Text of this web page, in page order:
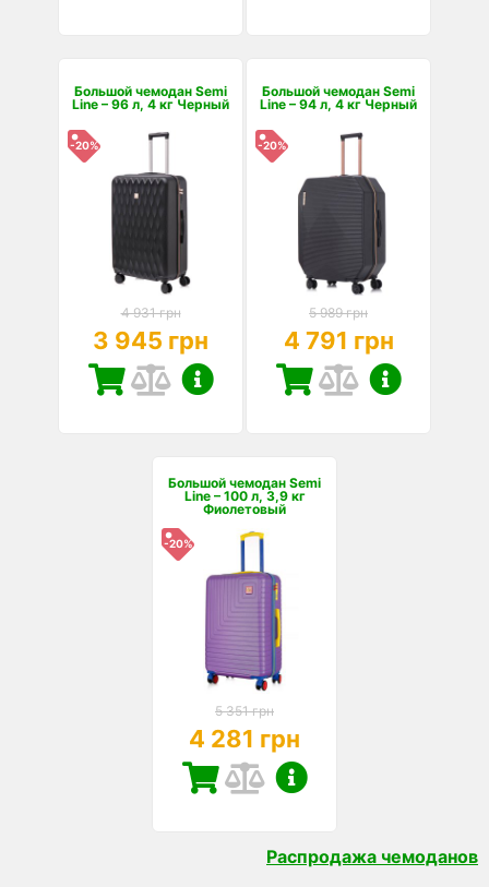
Большой чемодан Semi
Line – 96 л, 4 кг Черный
-20%
4 931 грн
3 945 грн
Большой чемодан Semi
Line – 94 л, 4 кг Черный
-20%
5 989 грн
4 791 грн
Большой чемодан Semi
Line – 100 л, 3,9 кг
Фиолетовый
-20%
5 351 грн
4 281 грн
Распродажа чемоданов